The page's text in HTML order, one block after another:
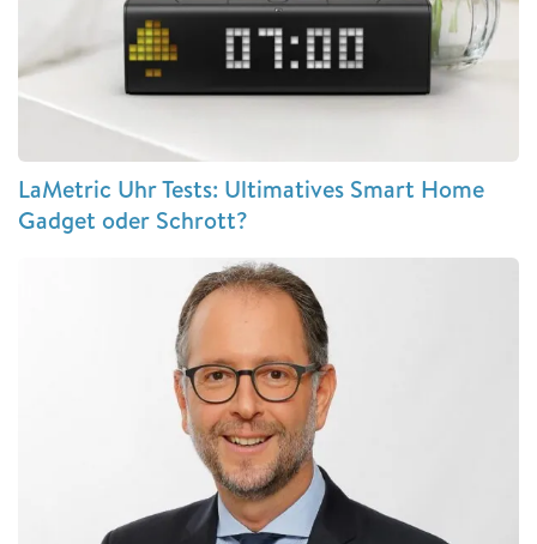
LaMetric Uhr Tests: Ultimatives Smart Home
Gadget oder Schrott?